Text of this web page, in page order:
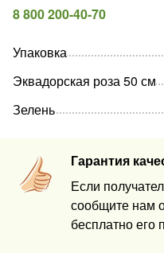
8 800 200-40-70
Гарантия
Если
сообщите нам
бесплатно его
Упаковка
Эквадорская роза 50 см
Зелень